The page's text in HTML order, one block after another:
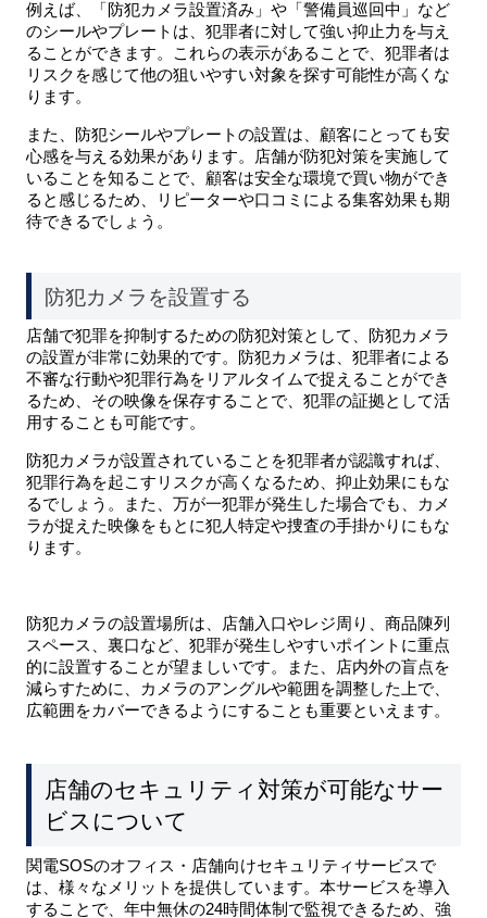
例えば、「防犯カメラ設置済み」や「警備員巡回中」など
のシールやプレートは、犯罪者に対して強い抑止力を与え
ることができます。これらの表示があることで、犯罪者は
リスクを感じて他の狙いやすい対象を探す可能性が高くな
ります。
また、防犯シールやプレートの設置は、顧客にとっても安
心感を与える効果があります。店舗が防犯対策を実施して
いることを知ることで、顧客は安全な環境で買い物ができ
ると感じるため、リピーターや口コミによる集客効果も期
待できるでしょう。
防犯カメラを設置する
店舗で犯罪を抑制するための防犯対策として、防犯カメラ
の設置が非常に効果的です。防犯カメラは、犯罪者による
不審な行動や犯罪行為をリアルタイムで捉えることができ
るため、その映像を保存することで、犯罪の証拠として活
用することも可能です。
防犯カメラが設置されていることを犯罪者が認識すれば、
犯罪行為を起こすリスクが高くなるため、抑止効果にもな
るでしょう。また、万が一犯罪が発生した場合でも、カメ
ラが捉えた映像をもとに犯人特定や捜査の手掛かりにもな
ります。
防犯カメラの設置場所は、店舗入口やレジ周り、商品陳列
スペース、裏口など、犯罪が発生しやすいポイントに重点
的に設置することが望ましいです。また、店内外の盲点を
減らすために、カメラのアングルや範囲を調整した上で、
広範囲をカバーできるようにすることも重要といえます。
店舗のセキュリティ対策が可能なサー
ビスについて
関電SOSのオフィス・店舗向けセキュリティサービスで
は、様々なメリットを提供しています。本サービスを導入
することで、年中無休の24時間体制で監視できるため、強